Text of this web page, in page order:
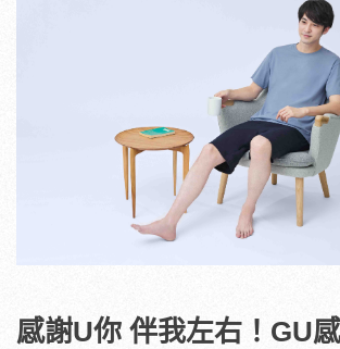
感謝U你 伴我左右！GU